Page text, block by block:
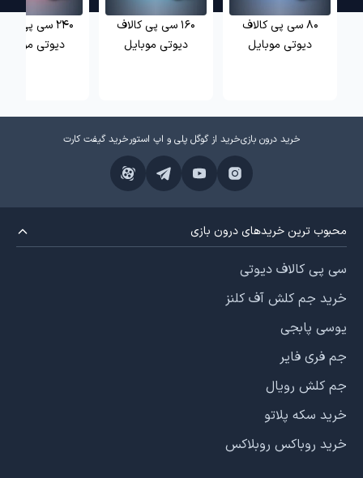
80 سی پی کالاف
دیوتی موبایل
160 سی پی کالاف
دیوتی موبایل
240 سی پی
دیوتی موبایل
خرید درون بازیخرید از گوگل پلی و اپ استورخرید گیفت کارت
محبوب ترین خریدهای درون بازی
سی پی کالاف دیوتی
خرید جم کلش آف کلنز
یوسی پابجی
جم فری فایر
جم کلش رویال
خرید سکه پلاتو
خرید روباکس روبلاکس